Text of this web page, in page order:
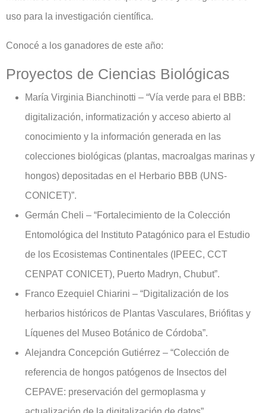
uso para la investigación científica.
Conocé a los ganadores de este año:
Proyectos de Ciencias Biológicas
María Virginia Bianchinotti – “Vía verde para el BBB:
digitalización, informatización y acceso abierto al
conocimiento y la información generada en las
colecciones biológicas (plantas, macroalgas marinas y
hongos) depositadas en el Herbario BBB (UNS-
CONICET)”.
Germán Cheli – “Fortalecimiento de la Colección
Entomológica del Instituto Patagónico para el Estudio
de los Ecosistemas Continentales (IPEEC, CCT
CENPAT CONICET), Puerto Madryn, Chubut”.
Franco Ezequiel Chiarini – “Digitalización de los
herbarios históricos de Plantas Vasculares, Briófitas y
Líquenes del Museo Botánico de Córdoba”.
Alejandra Concepción Gutiérrez – “Colección de
referencia de hongos patógenos de Insectos del
CEPAVE: preservación del germoplasma y